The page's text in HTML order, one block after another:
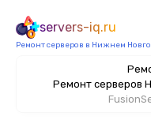
servers-iq.ru
Ремонт серверов в Нижнем
Ремонт серверов